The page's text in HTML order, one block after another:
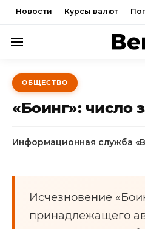
Новости Курсы валют
ПОЛИТИКА
ЭКОНОМИКА
СПОРТ
НОВОСТИ
ОБЩЕСТВО
«Боинг»: число
Информационная служба
Исчезновение
принадлежащего